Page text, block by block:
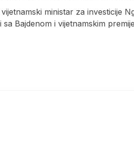
ministar za investicije
Bajdenom i vijetnamskim